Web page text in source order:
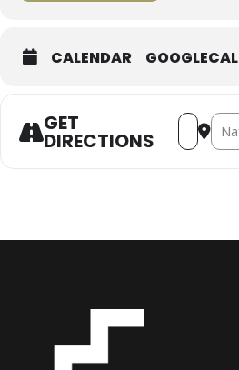
CALENDAR GOOGLECAL
GET
DIRECTIONS
Address -